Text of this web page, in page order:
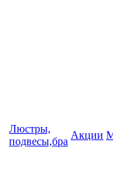
Люстры,
подвесы,бра
Акции